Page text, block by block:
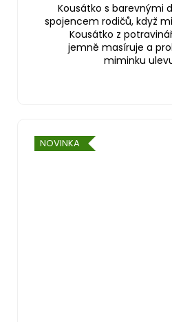
Kousátko s barevnými
spojencem rodičů, když
Kousátko z
jemně masíruje a
miminku
NOVINKA